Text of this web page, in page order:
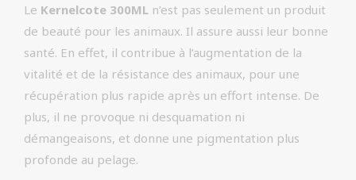
Le Kernelcote 300ML n’est pas seulement un produit
de beauté pour les animaux. Il assure aussi leur bonne
santé. En effet, il contribue à l’augmentation de la
vitalité et de la résistance des animaux, pour une
récupération plus rapide après un effort intense. De
plus, il ne provoque ni desquamation ni
démangeaisons, et donne une pigmentation plus
profonde au pelage.